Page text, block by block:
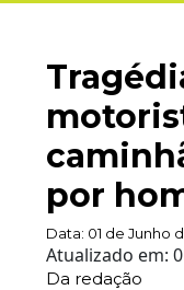
por
Data: 01 de Junho
Atualizado em:
Da redação